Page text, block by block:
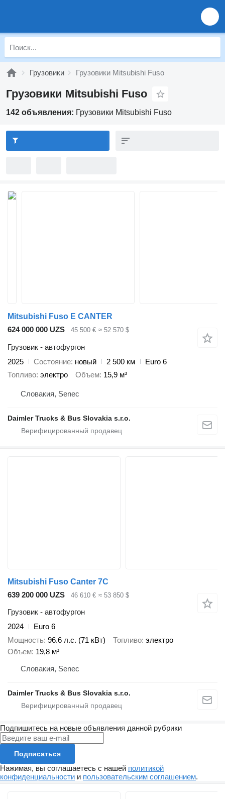
Грузовики Грузовики Mitsubishi Fuso
Грузовики Mitsubishi Fuso
142 объявления: Грузовики Mitsubishi Fuso
Mitsubishi Fuso E CANTER
624 000 000 UZS
45 500 € ≈ 52 570 $
Грузовик - автофургон
2025
Состояние новый 2 500 км
Euro 6
Топливо электро Объем 15,9 м³
Словакия, Senec
Daimler Trucks & Bus Slovakia s.r.o.
Mitsubishi Fuso Canter 7C
639 200 000 UZS
46 610 € ≈ 53 850 $
Грузовик - автофургон
2024
Euro 6
Мощность 96.6 л.с. (71 кВт) Топливо электро
Объем 19,8 м³
Словакия, Senec
Daimler Trucks & Bus Slovakia s.r.o.
Подпишитесь на новые объявления данной рубрики
Подписаться
Нажимая, вы соглашаетесь с нашей политикой
конфиденциальности и пользовательским соглашением.